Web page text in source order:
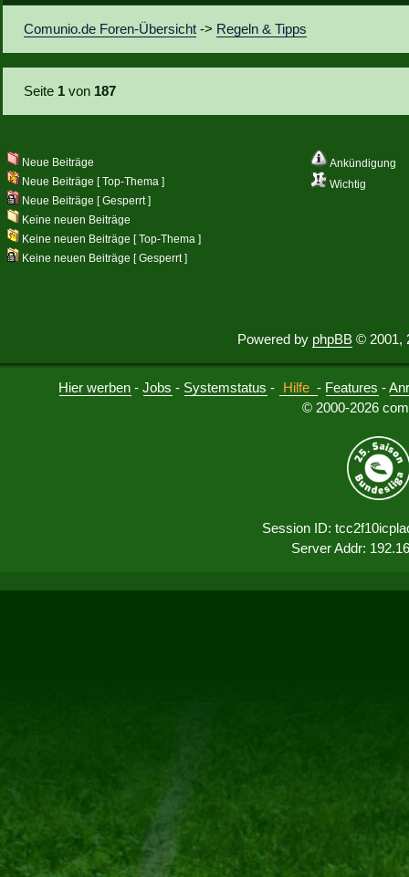
Comunio.de Foren-Übersicht -> Regeln & Tipps
Seite 1 von 187
Ankündigung
Wichtig
Neue Beiträge
Neue Beiträge [ Top-Thema ]
Neue Beiträge [ Gesperrt ]
Keine neuen Beiträge
Keine neuen Beiträge [ Top-Thema ]
Keine neuen Beiträge [ Gesperrt ]
Powered by phpBB © 2001,
Hier werben -Jobs - Systemstatus - Hilfe - Features -
© 2000-2026
Session ID:
Server Addr: